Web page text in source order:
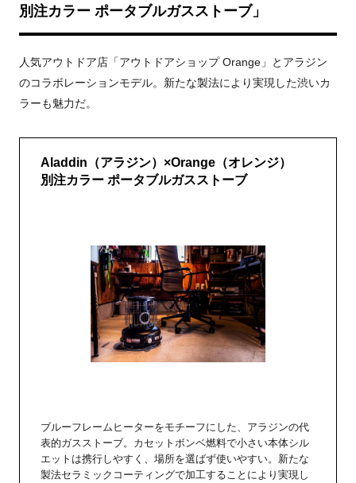
別注カラー ポータブルガスストーブ」
人気アウトドア店「アウトドアショップ Orange」とアラジン
のコラボレーションモデル。新たな製法により実現した渋いカ
ラーも魅力だ。
Aladdin（アラジン）×Orange（オレンジ）
別注カラー ポータブルガスストーブ
ブルーフレームヒーターをモチーフにした、アラジンの代
表的ガスストーブ。カセットボンベ燃料で小さい本体シル
エットは携行しやすく、場所を選ばず使いやすい。新たな
製法セラミックコーティングで加工することにより実現し